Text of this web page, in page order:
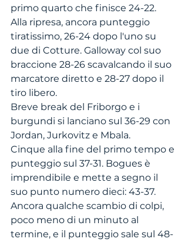
primo quarto che finisce 24-22.
Alla ripresa, ancora punteggio
tiratissimo, 26-24 dopo l'uno su
due di Cotture. Galloway col suo
braccione 28-26 scavalcando il suo
marcatore diretto e 28-27 dopo il
tiro libero.
Breve break del Friborgo e i
burgundi si lanciano sul 36-29 con
Jordan, Jurkovitz e Mbala.
Cinque alla fine del primo tempo e
punteggio sul 37-31. Bogues è
imprendibile e mette a segno il
suo punto numero dieci: 43-37.
Ancora qualche scambio di colpi,
poco meno di un minuto al
termine, e il punteggio sale sul 48-